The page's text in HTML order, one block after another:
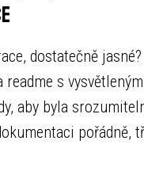
dostatečně jasné?
readme s
aby byla
pořádně,